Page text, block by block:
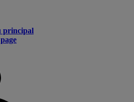
principal